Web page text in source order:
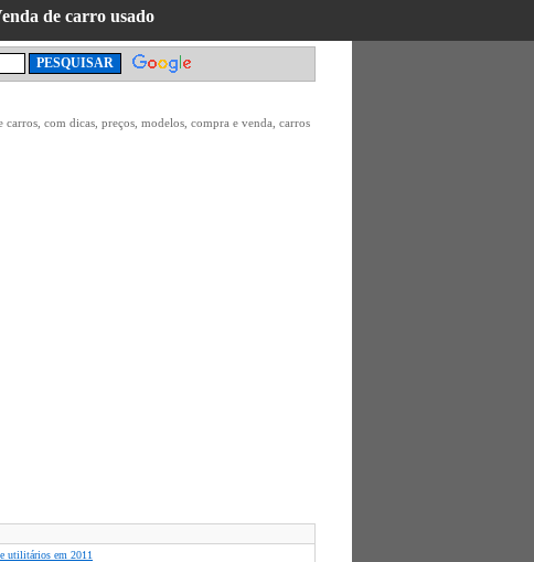
de carro usado
com dicas, preços, modelos, compra e venda, carros
utilitários em 2011